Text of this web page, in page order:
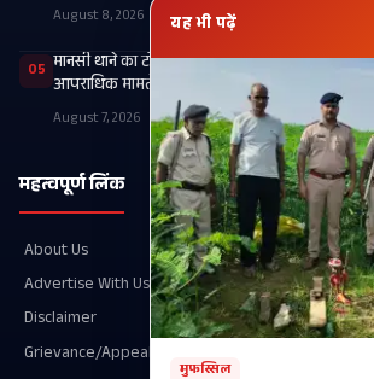
August 8, 2026
05 मानसी थाने का टॉप-10 अपराधी पीएम उर्फ प्रेम
आपराधिक मामले दर्ज
August 7, 2026
महत्वपूर्ण लिंक
About Us
Advertise With Us
Disclaimer
Grievance/Appeal Details
श्रेणियाँ
Recent
खगड़िया
आपका शहर
यह भी पढ़ें
मुफस्सिल